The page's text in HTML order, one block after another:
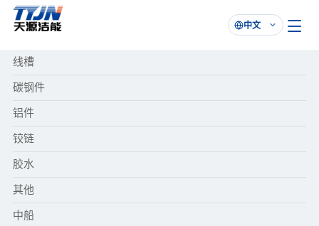

中文
线槽
碳钢件
铝件
铰链
胶水
其他
中船